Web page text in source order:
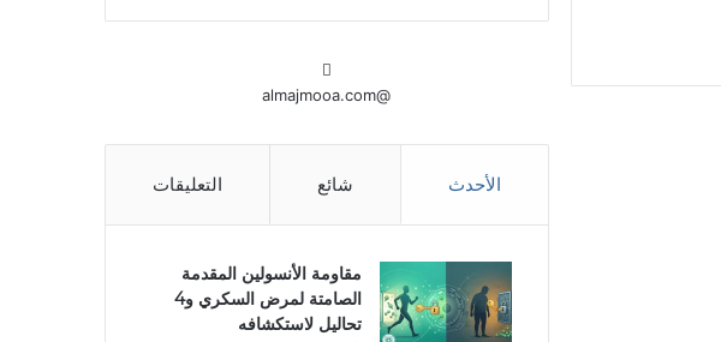
@almajmooa.com
الأحدث شائع التعليقات
مقاومة الأنسولين المقدمة
الصامتة لمرض السكري و4
تحاليل لاستكشافه